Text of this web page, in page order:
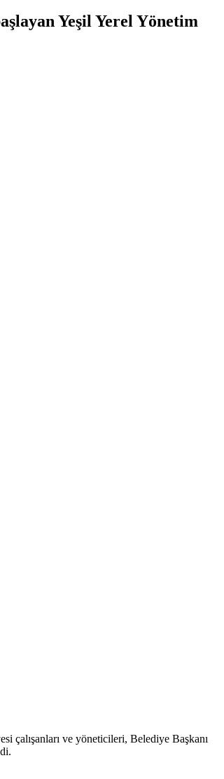
Yeşil Yerel Yönetim
çalışanları ve yöneticileri, Belediye Başkanı